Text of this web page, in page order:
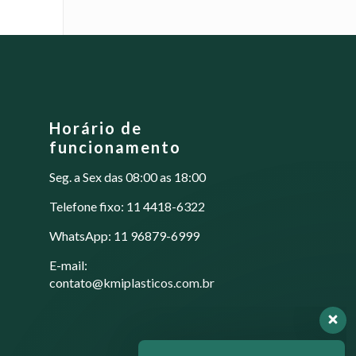
Horário de
funcionamento
Seg. a Sex das 08:00 as 18:00
Telefone fixo: 11 4418-6322
WhatsApp: 11 96879-6999
E-mail:
contato@kmiplasticos.com.br